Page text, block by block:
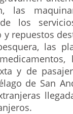
las
los
repuestos
las
y de
de San